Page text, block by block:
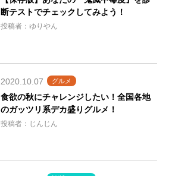
断テストでチェックしてみよう！
投稿者：ゆりやん
2020.10.07 グルメ
食欲の秋にチャレンジしたい！全国各地
のガッツリ系デカ盛りグルメ！
投稿者：じんじん